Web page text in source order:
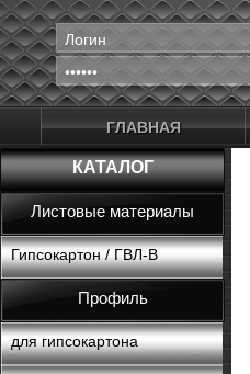
ГЛАВНАЯ
КАТАЛОГ
Листовые материалы
Гипсокартон / ГВЛ-В
Профиль
для гипсокартона